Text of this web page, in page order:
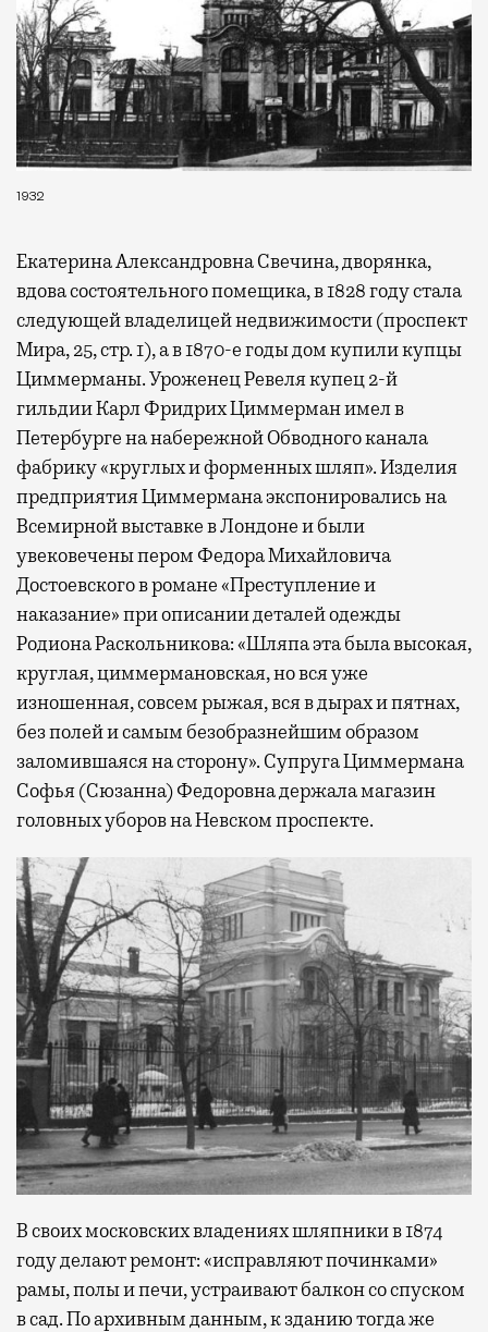
1932
Екатерина Александровна Свечина, дворянка,
вдова состоятельного помещика, в 1828 году стала
следующей владелицей недвижимости (проспект
Мира, 25, стр. 1), а в 1870-е годы дом купили купцы
Циммерманы. Уроженец Ревеля купец 2-й
гильдии Карл Фридрих Циммерман имел в
Петербурге на набережной Обводного канала
фабрику «круглых и форменных шляп». Изделия
предприятия Циммермана экспонировались на
Всемирной выставке в Лондоне и были
увековечены пером Федора Михайловича
Достоевского в романе «Преступление и
наказание» при описании деталей одежды
Родиона Раскольникова: «Шляпа эта была высокая,
круглая, циммермановская, но вся уже
изношенная, совсем рыжая, вся в дырах и пятнах,
без полей и самым безобразнейшим образом
заломившаяся на сторону». Супруга Циммермана
Софья (Сюзанна) Федоровна держала магазин
головных уборов на Невском проспекте.
В своих московских владениях шляпники в 1874
году делают ремонт: «исправляют починками»
рамы, полы и печи, устраивают балкон со спуском
в сад. По архивным данным, к зданию тогда же